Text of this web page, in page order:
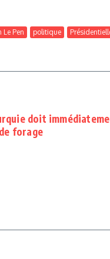
Le Pen politique
doit
forage